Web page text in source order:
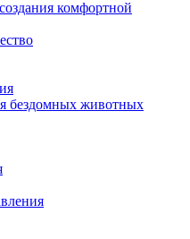
комфортной
бездомных животных